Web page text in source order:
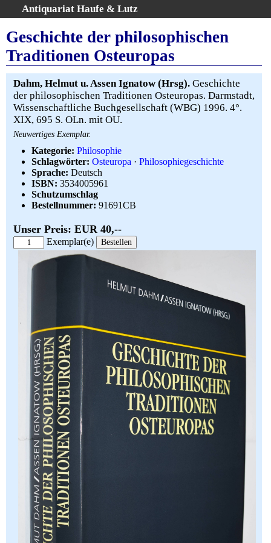
Antiquariat Haufe & Lutz
Home
Gesamtbestand
Erweiterte Suche
Kategorien
Schlagwörter
Warenkorb
Widerruf
Über uns
Aktuelle Kataloge
Kontakt
Ankauf
Links
Geschichte der philosophischen
Traditionen Osteuropas
Dahm, Helmut u. Assen Ignatow (Hrsg). Geschichte
der philosophischen Traditionen Osteuropas. Darmstadt,
Wissenschaftliche Buchgesellschaft (WBG) 1996. 4°.
XIX, 695 S. OLn. mit OU.
Neuwertiges Exemplar.
Kategorie: Philosophie
Schlagwörter: Osteuropa · Philosophiegeschichte
Sprache: Deutsch
ISBN: 3534005961
Schutzumschlag
Bestellnummer: 91691CB
Unser Preis: EUR 40,--
Exemplar(e)